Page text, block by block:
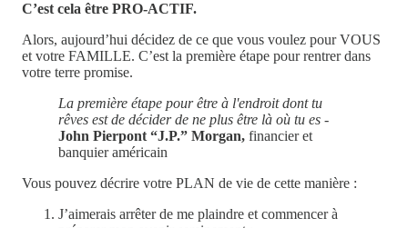
C’est cela être PRO-ACTIF.
Alors, aujourd’hui décidez de ce que vous voulez pour VOUS
et votre FAMILLE. C’est la première étape pour rentrer dans
votre terre promise.
La première étape pour être à l'endroit dont tu
rêves est de décider de ne plus être là où tu es -
John Pierpont “J.P.” Morgan, financier et
banquier américain
Vous pouvez décrire votre PLAN de vie de cette manière :
J’aimerais arrêter de me plaindre et commencer à